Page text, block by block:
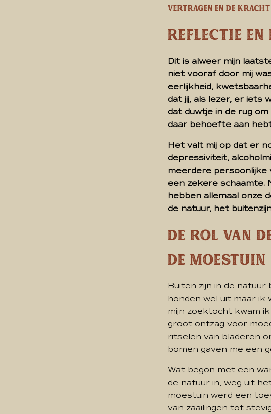
Vertragen en de
Reflectie
Dit is alweer mijn
niet vooraf door mij
eerlijkheid,
dat jij, als lezer, er iets
dat duwtje in de rug
daar behoefte aan
Het valt mij op dat er
depressiviteit,
meerdere persoonlijke
een zekere schaamte.
hebben allemaal onze
de natuur, het
De Rol van
de Moestuin
Buiten zijn in de natuur
honden wel uit maar ik
mijn zoektocht kwam
groot ontzag voor
ritselen van bladeren
bomen gaven me een
Wat begon met een
de natuur in, weg uit
moestuin werd een
van zaailingen tot